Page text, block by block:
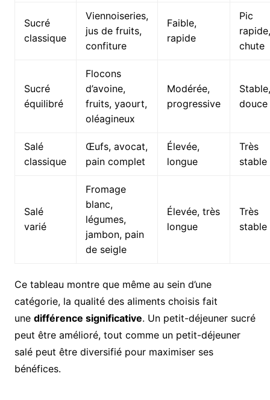
Sucré
classique
Viennoiseries,
jus de fruits,
confiture
Faible,
rapide
Pic
rapide,
chute
Sucré
équilibré
Flocons
d’avoine,
fruits, yaourt,
oléagineux
Modérée,
progressive
Stable,
douce
Salé
classique
Œufs, avocat,
pain complet
Élevée,
longue
Très
stable
Salé
varié
Fromage
blanc,
légumes,
jambon, pain
de seigle
Élevée, très
longue
Très
stable
Ce tableau montre que même au sein d’une
catégorie, la qualité des aliments choisis fait
une différence significative. Un petit-déjeuner sucré
peut être amélioré, tout comme un petit-déjeuner
salé peut être diversifié pour maximiser ses
bénéfices.